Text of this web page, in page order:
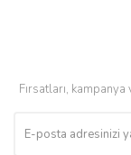
Fırsatları,